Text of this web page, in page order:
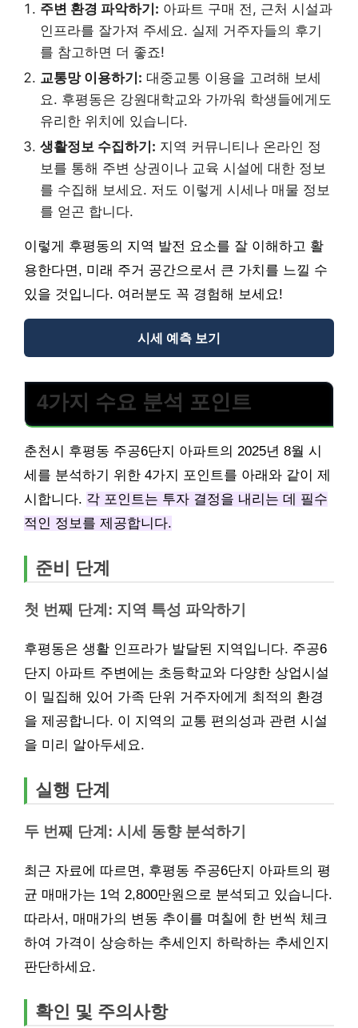
주변 환경 파악하기: 아파트 구매 전, 근처 시설과
인프라를 잘가져 주세요. 실제 거주자들의 후기
를 참고하면 더 좋죠!
교통망 이용하기: 대중교통 이용을 고려해 보세
요. 후평동은 강원대학교와 가까워 학생들에게도
유리한 위치에 있습니다.
생활정보 수집하기: 지역 커뮤니티나 온라인 정
보를 통해 주변 상권이나 교육 시설에 대한 정보
를 수집해 보세요. 저도 이렇게 시세나 매물 정보
를 얻곤 합니다.
이렇게 후평동의 지역 발전 요소를 잘 이해하고 활
용한다면, 미래 주거 공간으로서 큰 가치를 느낄 수
있을 것입니다. 여러분도 꼭 경험해 보세요!
시세 예측 보기
4가지 수요 분석 포인트
춘천시 후평동 주공6단지 아파트의 2025년 8월 시
세를 분석하기 위한 4가지 포인트를 아래와 같이 제
시합니다. 각 포인트는 투자 결정을 내리는 데 필수
적인 정보를 제공합니다.
준비 단계
첫 번째 단계: 지역 특성 파악하기
후평동은 생활 인프라가 발달된 지역입니다. 주공6
단지 아파트 주변에는 초등학교와 다양한 상업시설
이 밀집해 있어 가족 단위 거주자에게 최적의 환경
을 제공합니다. 이 지역의 교통 편의성과 관련 시설
을 미리 알아두세요.
실행 단계
두 번째 단계: 시세 동향 분석하기
최근 자료에 따르면, 후평동 주공6단지 아파트의 평
균 매매가는 1억 2,800만원으로 분석되고 있습니다.
따라서, 매매가의 변동 추이를 며칠에 한 번씩 체크
하여 가격이 상승하는 추세인지 하락하는 추세인지
판단하세요.
확인 및 주의사항